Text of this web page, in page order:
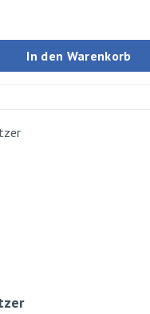
Seifenblasengrössen.
In den Warenkorb